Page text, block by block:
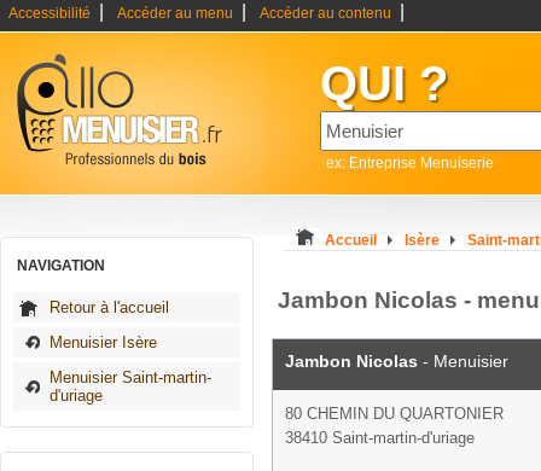
Accessibilité Accéder au menu Accéder au contenu
QUI ?
ex: Entreprise Menuiserie
NAVIGATION
Retour à l'accueil
Menuisier Isère
Menuisier Saint-martin-
d'uriage
Accueil Isère Saint-
Jambon Nicolas -
Jambon Nicolas - Menuisier
80 CHEMIN DU QUARTONIER
38410 Saint-martin-d'uriage